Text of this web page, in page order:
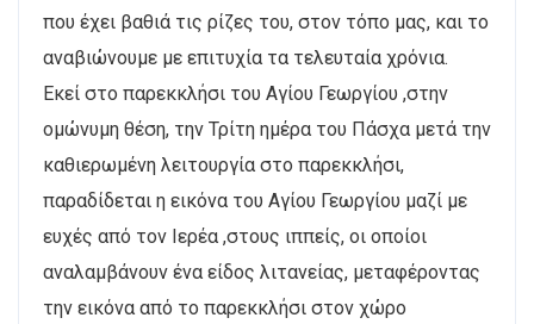
που έχει βαθιά τις ρίζες του, στον τόπο μας, και το
αναβιώνουμε με επιτυχία τα τελευταία χρόνια.
Εκεί στο παρεκκλήσι του Αγίου Γεωργίου ,στην
ομώνυμη θέση, την Τρίτη ημέρα του Πάσχα μετά την
καθιερωμένη λειτουργία στο παρεκκλήσι,
παραδίδεται η εικόνα του Αγίου Γεωργίου μαζί με
ευχές από τον Ιερέα ,στους ιππείς, οι οποίοι
αναλαμβάνουν ένα είδος λιτανείας, μεταφέροντας
την εικόνα από το παρεκκλήσι στον χώρο